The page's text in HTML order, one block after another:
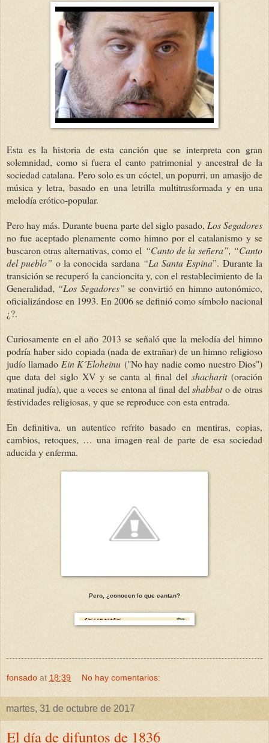
Esta es la historia de esta canción que se interpreta con gran
solemnidad, como si fuera el canto patrimonial y ancestral de la
sociedad catalana. Pero solo es un cóctel, un popurri, un amasijo de
música y letra, basado en una letrilla multitrasformada y en una
melodía erótico-popular.
Pero hay más. Durante buena parte del siglo pasado, Los Segadores
no fue aceptado plenamente como himno por el catalanismo y se
buscaron otras alternativas, como el “Canto de la señera”, “Canto
del pueblo” o la conocida sardana “La Santa Espina”. Durante la
transición se recuperó la cancioncita y, con el restablecimiento de la
Generalidad, “Los Segadores” se convirtió en himno autonómico,
oficializándose en 1993. En 2006 se definió como símbolo nacional
¿?.
Curiosamente en el año 2013 se señaló que la melodía del himno
podría haber sido copiada (nada de extrañar) de un himno religioso
judío llamado Ein K´Eloheinu ("No hay nadie como nuestro Dios")
que data del siglo XV y se canta al final delshacharit(oración
matinal judía), que a veces se entona al final delshabbato de otras
festividades religiosas, y que se reproduce con esta entrada.
En definitiva, un autentico refrito basado en mentiras, copias,
cambios, retoques, … una imagen real de parte de esa sociedad
aducida y enferma.
Pero, ¿conocen lo que cantan?
fonsado at 18:39 No hay comentarios:
martes, 31 de octubre de 2017
El día de difuntos de 1836